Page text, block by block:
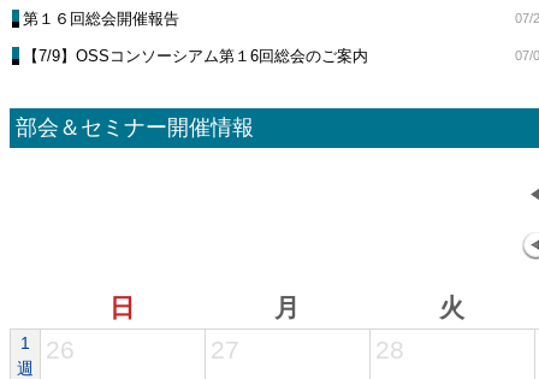
第１６回総会開催報告 07/
【7/9】OSSコンソーシアム第１6回総会のご案内 07/
部会＆セミナー開催情報
日 月 火
1
週
26 27 28